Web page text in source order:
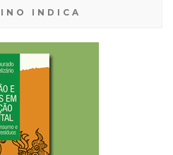
INDICA